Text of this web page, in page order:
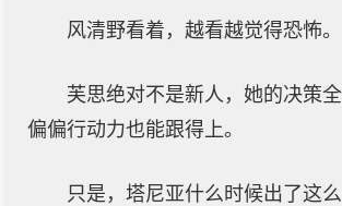
风清野看着，越看越觉得恐怖。
芙思绝对不是新人，她的决策全
偏偏行动力也能跟得上。
只是，塔尼亚什么时候出了这么